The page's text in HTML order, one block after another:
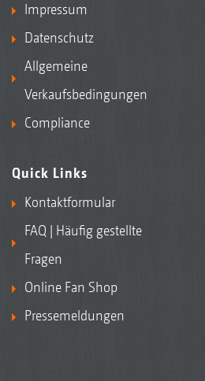
Impressum
Datenschutz
Allgemeine
Verkaufsbedingungen
Compliance
Quick Links
Kontaktformular
FAQ | Häufig gestellte
Fragen
Online Fan Shop
Pressemeldungen